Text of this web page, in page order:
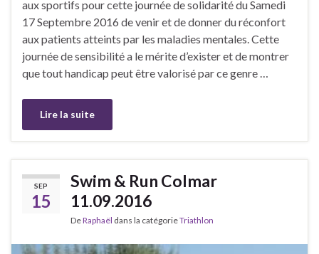
aux sportifs pour cette journée de solidarité du Samedi
17 Septembre 2016 de venir et de donner du réconfort
aux patients atteints par les maladies mentales. Cette
journée de sensibilité a le mérite d’exister et de montrer
que tout handicap peut être valorisé par ce genre …
Lire la suite
SEP
15
Swim & Run Colmar
11.09.2016
DeRaphaël dans la catégorieTriathlon